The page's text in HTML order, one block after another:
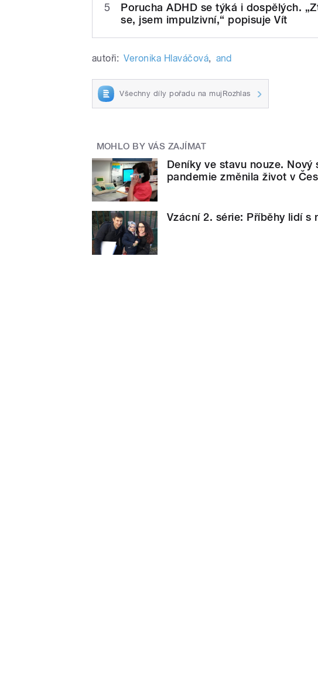
5
Porucha ADHD se týká i dospělých.
se, jsem impulzivní,“ popisuje Vít
autoři: Veronika Hlaváčová, and
Všechny díly pořadu na mujRozhlas
MOHLO BY VÁS ZAJÍMAT
Deníky ve stavu nouze.
pandemie změnila život v
Vzácní 2. série: Příběhy lidí s